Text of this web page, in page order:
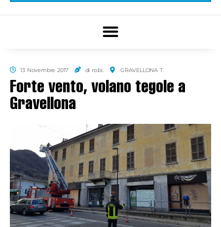
13 Novembre 2017 di ro.bi. GRAVELLONA T.
Forte vento, volano tegole a
Gravellona